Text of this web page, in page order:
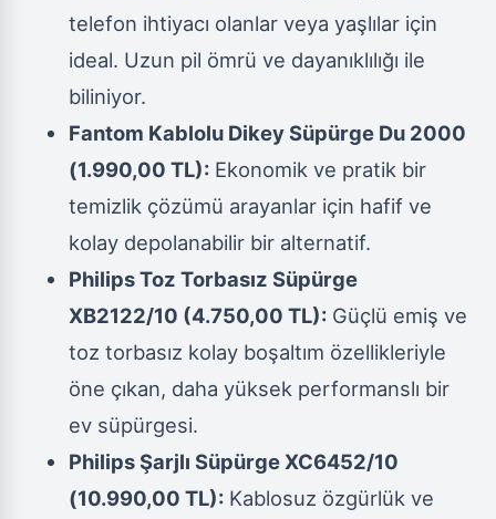
telefon ihtiyacı olanlar veya yaşlılar için
ideal. Uzun pil ömrü ve dayanıklılığı ile
biliniyor.
Fantom Kablolu Dikey Süpürge Du 2000
(1.990,00 TL): Ekonomik ve pratik bir
temizlik çözümü arayanlar için hafif ve
kolay depolanabilir bir alternatif.
Philips Toz Torbasız Süpürge
XB2122/10 (4.750,00 TL): Güçlü emiş ve
toz torbasız kolay boşaltım özellikleriyle
öne çıkan, daha yüksek performanslı bir
ev süpürgesi.
Philips Şarjlı Süpürge XC6452/10
(10.990,00 TL): Kablosuz özgürlük ve